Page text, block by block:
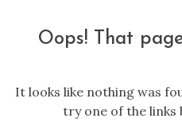
Oops! That
It looks like nothing was
try one of the links